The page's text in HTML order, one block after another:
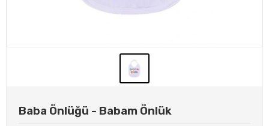
Baba Önlüğü - Babam Önlük